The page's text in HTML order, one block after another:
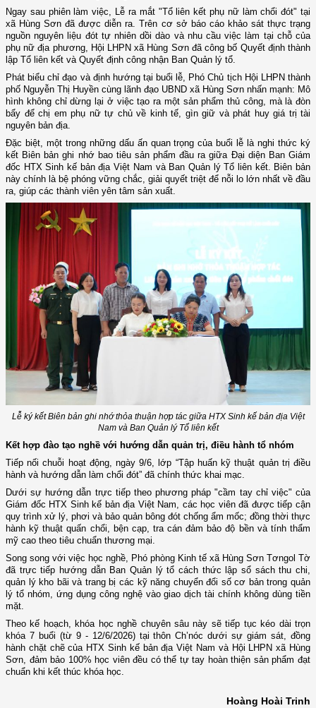
Ngay sau phiên làm việc, Lễ ra mắt "Tổ liên kết phụ nữ làm chổi đót" tại
xã Hùng Sơn đã được diễn ra. Trên cơ sở báo cáo khảo sát thực trạng
nguồn nguyên liệu đót tự nhiên dồi dào và nhu cầu việc làm tại chỗ của
phụ nữ địa phương, Hội LHPN xã Hùng Sơn đã công bố Quyết định thành
lập Tổ liên kết và Quyết định công nhận Ban Quản lý tổ.
Phát biểu chỉ đạo và định hướng tại buổi lễ, Phó Chủ tịch Hội LHPN thành
phố Nguyễn Thị Huyền cùng lãnh đạo UBND xã Hùng Sơn nhấn mạnh: Mô
hình không chỉ dừng lại ở việc tạo ra một sản phẩm thủ công, mà là đòn
bẩy để chị em phụ nữ tự chủ về kinh tế, gìn giữ và phát huy giá trị tài
nguyên bản địa.
Đặc biệt, một trong những dấu ấn quan trọng của buổi lễ là nghi thức ký
kết Biên bản ghi nhớ bao tiêu sản phẩm đầu ra giữa Đại diện Ban Giám
đốc HTX Sinh kế bản địa Việt Nam và Ban Quản lý Tổ liên kết. Biên bản
này chính là bệ phóng vững chắc, giải quyết triệt để nỗi lo lớn nhất về đầu
ra, giúp các thành viên yên tâm sản xuất.
Lễ ký kết Biên bản ghi nhớ thỏa thuận hợp tác giữa HTX Sinh kế bản địa Việt
Nam và Ban Quản lý Tổ liên kết
Kết hợp đào tạo nghề với hướng dẫn quản trị, điều hành tổ nhóm
Tiếp nối chuỗi hoạt động, ngày 9/6, lớp “Tập huấn kỹ thuật quản trị điều
hành và hướng dẫn làm chổi đót” đã chính thức khai mạc.
Dưới sự hướng dẫn trực tiếp theo phương pháp "cầm tay chỉ việc" của
Giám đốc HTX Sinh kế bản địa Việt Nam, các học viên đã được tiếp cận
quy trình xử lý, phơi và bảo quản bông đót chống ẩm mốc; đồng thời thực
hành kỹ thuật quấn chổi, bện cạp, tra cán đảm bảo độ bền và tính thẩm
mỹ cao theo tiêu chuẩn thương mại.
Song song với việc học nghề, Phó phòng Kinh tế xã Hùng Sơn Tơngol Tờ
đã trực tiếp hướng dẫn Ban Quản lý tổ cách thức lập sổ sách thu chi,
quản lý kho bãi và trang bị các kỹ năng chuyển đổi số cơ bản trong quản
lý tổ nhóm, ứng dụng công nghệ vào giao dịch tài chính không dùng tiền
mặt.
Theo kế hoạch, khóa học nghề chuyên sâu này sẽ tiếp tục kéo dài trọn
khóa 7 buổi (từ 9 - 12/6/2026) tại thôn Ch’nóc dưới sự giám sát, đồng
hành chặt chẽ của HTX Sinh kế bản địa Việt Nam và Hội LHPN xã Hùng
Sơn, đảm bảo 100% học viên đều có thể tự tay hoàn thiện sản phẩm đạt
chuẩn khi kết thúc khóa học.
Hoàng Hoài Trinh